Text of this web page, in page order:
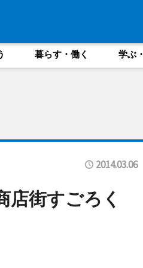
暮らす・働く 学ぶ
2014.03.06
店街すごろく